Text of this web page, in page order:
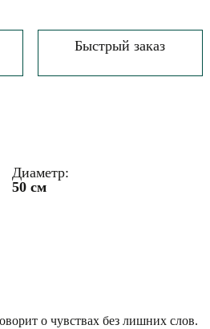
Быстрый заказ
Диаметр:
50 см
о чувствах без лишних слов.